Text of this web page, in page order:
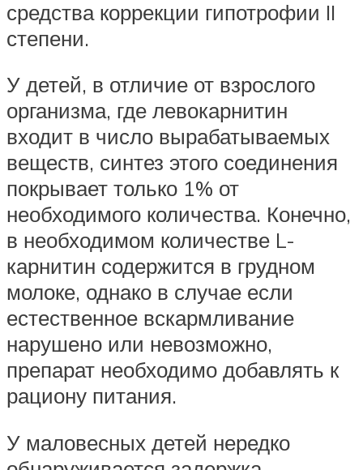
средства коррекции гипотрофии II
степени.
У детей, в отличие от взрослого
организма, где левокарнитин
входит в число вырабатываемых
веществ, синтез этого соединения
покрывает только 1% от
необходимого количества. Конечно,
в необходимом количестве L-
карнитин содержится в грудном
молоке, однако в случае если
естественное вскармливание
нарушено или невозможно,
препарат необходимо добавлять к
рациону питания.
У маловесных детей нередко